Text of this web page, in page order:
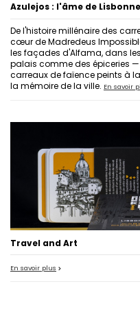
Azulejos : l'âme de
De l'histoire millénaire des
cœur de Madredeus
les façades d'Alfama, dans
palais comme des épiceries
carreaux de faïence peints à
la mémoire de la ville. En savoir
Travel and Art
En savoir plus